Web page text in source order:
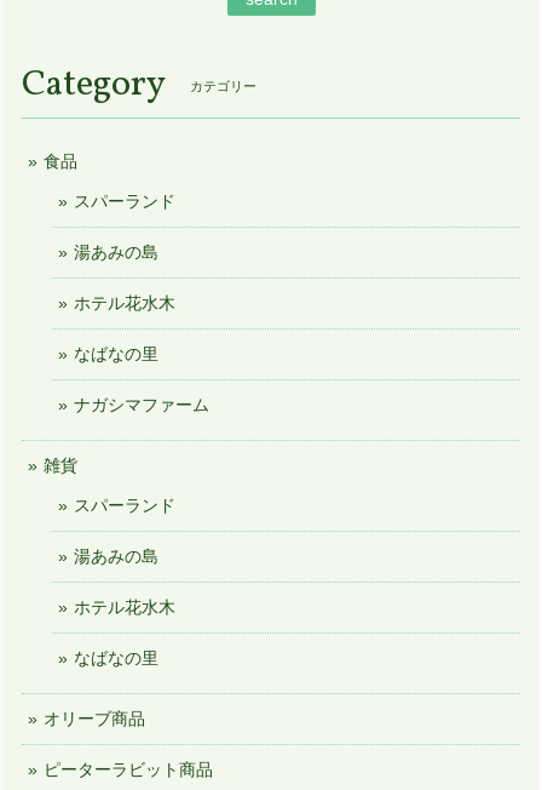
Category カテゴリー
食品
スパーランド
湯あみの島
ホテル花水木
なばなの里
ナガシマファーム
雑貨
スパーランド
湯あみの島
ホテル花水木
なばなの里
オリーブ商品
ピーターラビット商品